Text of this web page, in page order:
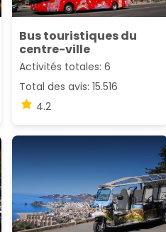
Bus touristiques du
centre-ville
Activités totales: 6
Total des avis: 15.516
4.2